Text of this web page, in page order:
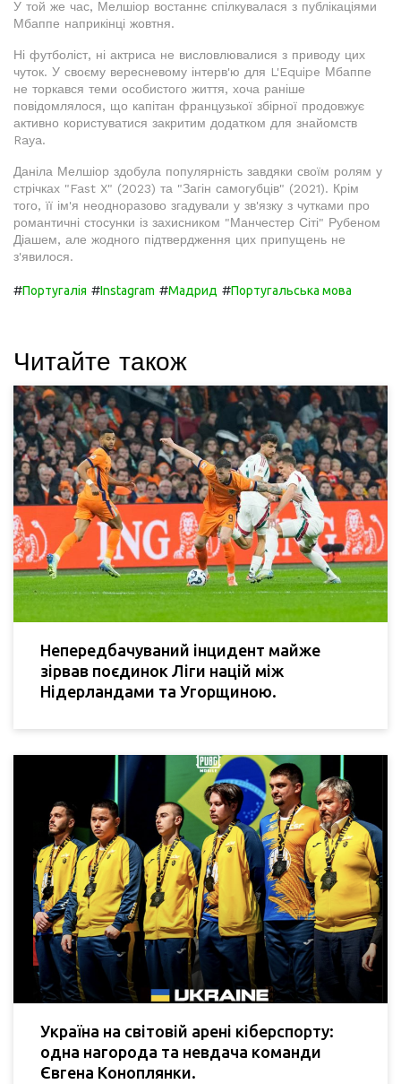
У той же час, Мелшіор востаннє спілкувалася з публікаціями
Мбаппе наприкінці жовтня.
Ні футболіст, ні актриса не висловлювалися з приводу цих
чуток. У своєму вересневому інтерв'ю для L'Equipe Мбаппе
не торкався теми особистого життя, хоча раніше
повідомлялося, що капітан французької збірної продовжує
активно користуватися закритим додатком для знайомств
Raya.
Даніла Мелшіор здобула популярність завдяки своїм ролям у
стрічках "Fast X" (2023) та "Загін самогубців" (2021). Крім
того, її ім'я неодноразово згадували у зв'язку з чутками про
романтичні стосунки із захисником "Манчестер Сіті" Рубеном
Діашем, але жодного підтвердження цих припущень не
з'явилося.
#Португалія #Instagram #Мадрид #Португальська мова
Читайте також
Непередбачуваний інцидент майже
зірвав поєдинок Ліги націй між
Нідерландами та Угорщиною.
Україна на світовій арені кіберспорту:
одна нагорода та невдача команди
Євгена Коноплянки.